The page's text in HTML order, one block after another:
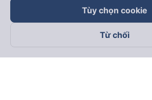
Theo dõi chúng tôi trên
Tùy chọn cookie
Từ chối